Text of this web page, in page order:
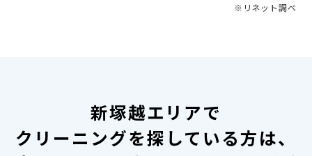
※リネット調べ
新塚越エリアで
クリーニングを探している方は、